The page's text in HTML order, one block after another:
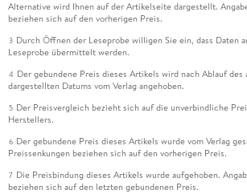
Alternative wird Ihnen auf der Artikelseite dargestellt.
beziehen sich auf den vorherigen Preis.
3 Durch Öffnen der Leseprobe willigen Sie ein, dass Daten
Leseprobe übermittelt werden.
4 Der gebundene Preis dieses Artikels wird nach Ablauf
dargestellten Datums vom Verlag angehoben.
5 Der Preisvergleich bezieht sich auf die unverbindliche
Herstellers.
6 Der gebundene Preis dieses Artikels wurde vom Verlag
Preissenkungen beziehen sich auf den vorherigen Preis.
7 Die Preisbindung dieses Artikels wurde aufgehoben.
beziehen sich auf den letzten gebundenen Preis.